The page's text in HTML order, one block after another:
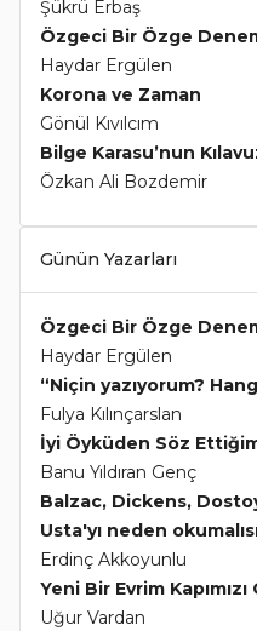
Şükrü Erbaş
Özgeci Bir Özge
Haydar Ergülen
Korona ve Zaman
Gönül Kıvılcım
Bilge Karasu’nun
Özkan Ali Bozdemir
Günün Yazarları
Özgeci Bir Özge
Haydar Ergülen
“Niçin yazıyorum?
Fulya Kılınçarslan
İyi Öyküden Söz
Banu Yıldıran Genç
Balzac, Dickens,
Usta'yı neden
Erdinç Akkoyunlu
Yeni Bir Evrim
Uğur Vardan